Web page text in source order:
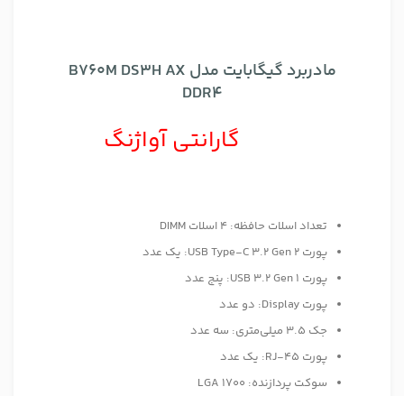
مادربرد گیگابایت مدل B760M DS3H AX
DDR4
گارانتی آواژنگ
تعداد اسلات حافظه: 4 اسلات DIMM
پورت USB Type-C 3.2 Gen 2: یک عدد
پورت USB 3.2 Gen 1: پنج عدد
پورت Display: دو عدد
جک 3.5 میلی‌متری: سه عدد
پورت RJ-45: یک عدد
سوکت پردازنده: LGA 1700